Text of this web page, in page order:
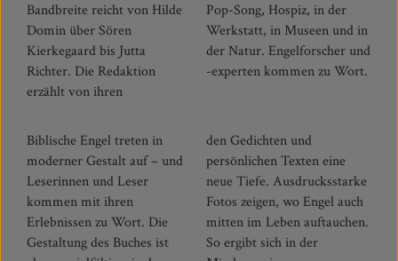
Bandbreite reicht von Hilde
Domin über Sören
Kierkegaard bis Jutta
Richter. Die Redaktion
erzählt von ihren
Pop-Song, Hospiz, in der
Werkstatt, in Museen und in
der Natur. Engelforscher und
-experten kommen zu Wort.
Biblische Engel treten in
moderner Gestalt auf – und
Leserinnen und Leser
kommen mit ihren
Erlebnissen zu Wort. Die
Gestaltung des Buches ist
den Gedichten und
persönlichen Texten eine
neue Tiefe. Ausdrucksstarke
Fotos zeigen, wo Engel auch
mitten im Leben auftauchen.
So ergibt sich in der